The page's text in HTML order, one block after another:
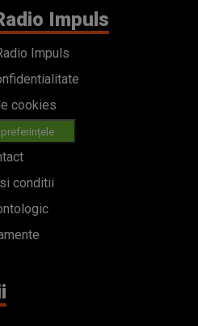
Impuls
Impuls
cookies
conditii